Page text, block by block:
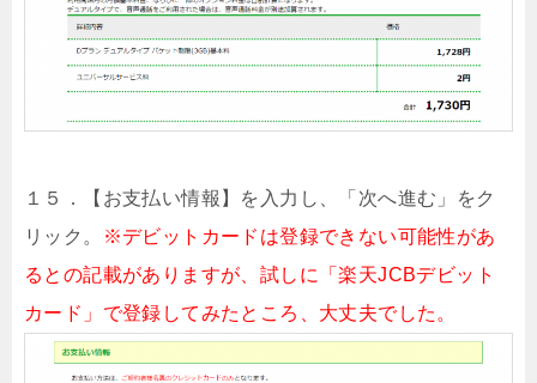
１５．【お支払い情報】を入力し、「次へ進む」をク
リック。
※デビットカードは登録できない可能性があ
るとの記載がありますが、試しに「楽天JCBデビット
カード」で登録してみたところ、大丈夫でした。